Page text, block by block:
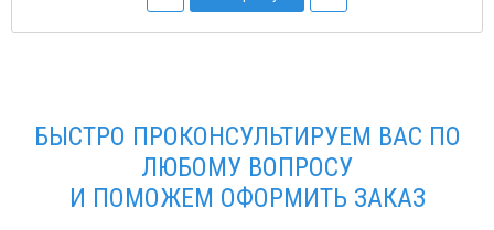
БЫСТРО ПРОКОНСУЛЬТИРУЕМ ВАС ПО
ЛЮБОМУ ВОПРОСУ
И ПОМОЖЕМ ОФОРМИТЬ ЗАКАЗ